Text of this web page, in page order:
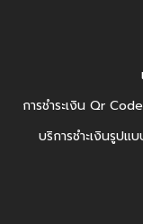
การชำระเงิน Qr
บริการชำะเงินรูป